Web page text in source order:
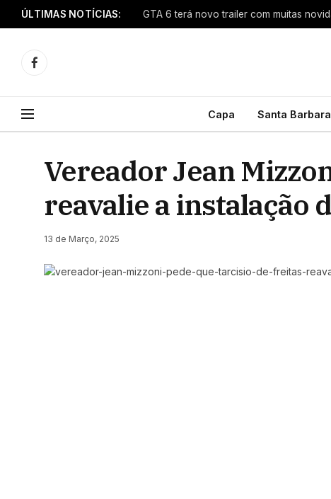
ÚLTIMAS NOTÍCIAS: GTA 6 terá novo trailer com muitas
Facebook
Capa Santa
Vereador Jean
reavalie a instalação
13 de Março, 2025